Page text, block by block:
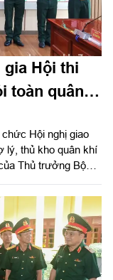
gia Hội thi
toàn quân
Hội nghị giao
lý, thủ kho quân khí
Thủ trưởng Bộ